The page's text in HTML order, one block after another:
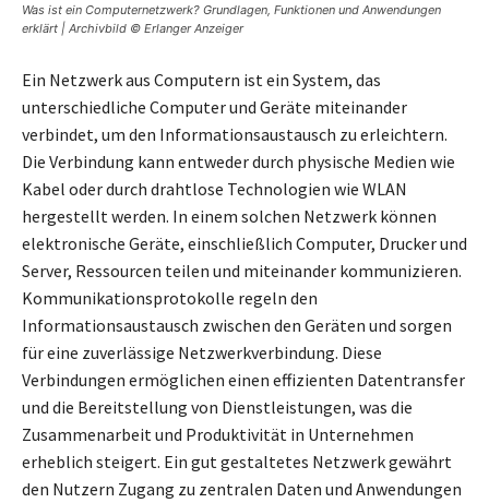
Was ist ein Computernetzwerk? Grundlagen, Funktionen und Anwendungen
erklärt | Archivbild © Erlanger Anzeiger
Ein Netzwerk aus Computern ist ein System, das
unterschiedliche Computer und Geräte miteinander
verbindet, um den Informationsaustausch zu erleichtern.
Die Verbindung kann entweder durch physische Medien wie
Kabel oder durch drahtlose Technologien wie WLAN
hergestellt werden. In einem solchen Netzwerk können
elektronische Geräte, einschließlich Computer, Drucker und
Server, Ressourcen teilen und miteinander kommunizieren.
Kommunikationsprotokolle regeln den
Informationsaustausch zwischen den Geräten und sorgen
für eine zuverlässige Netzwerkverbindung. Diese
Verbindungen ermöglichen einen effizienten Datentransfer
und die Bereitstellung von Dienstleistungen, was die
Zusammenarbeit und Produktivität in Unternehmen
erheblich steigert. Ein gut gestaltetes Netzwerk gewährt
den Nutzern Zugang zu zentralen Daten und Anwendungen